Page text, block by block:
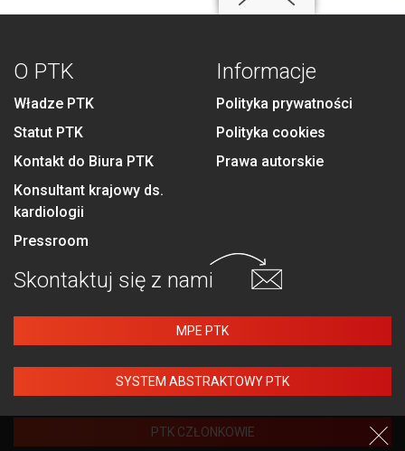
O PTK
Władze PTK
Statut PTK
Kontakt do Biura PTK
Konsultant krajowy ds.
kardiologii
Pressroom
Informacje
Polityka prywatności
Polityka cookies
Prawa autorskie
Skontaktuj się z nami
MPE PTK
SYSTEM ABSTRAKTOWY PTK
PTK CZŁONKOWIE